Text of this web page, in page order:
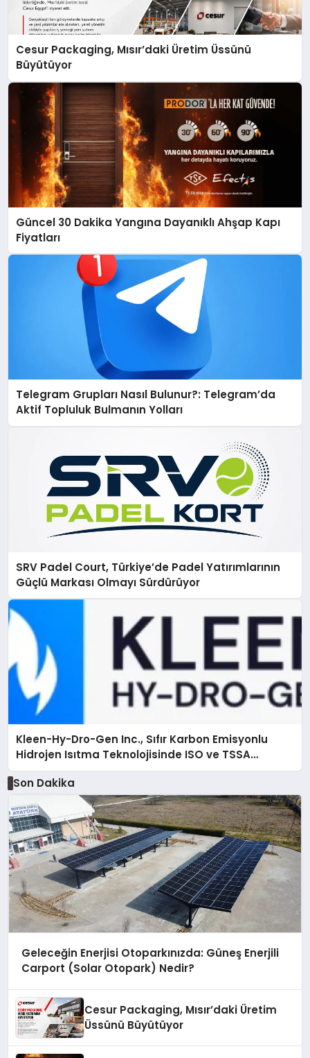
Cesur Packaging, Mısır’daki Üretim Üssünü
Büyütüyor
Güncel 30 Dakika Yangına Dayanıklı Ahşap Kapı
Fiyatları
Telegram Grupları Nasıl Bulunur?: Telegram’da
Aktif Topluluk Bulmanın Yolları
SRV Padel Court, Türkiye’de Padel Yatırımlarının
Güçlü Markası Olmayı Sürdürüyor
Kleen-Hy-Dro-Gen Inc., Sıfır Karbon Emisyonlu
Hidrojen Isıtma Teknolojisinde ISO ve TSSA
Düzenleyici Onaylarını Aldı
Son Dakika
Geleceğin Enerjisi Otoparkınızda: Güneş Enerjili
Carport (Solar Otopark) Nedir?
Cesur Packaging, Mısır’daki Üretim
Üssünü Büyütüyor